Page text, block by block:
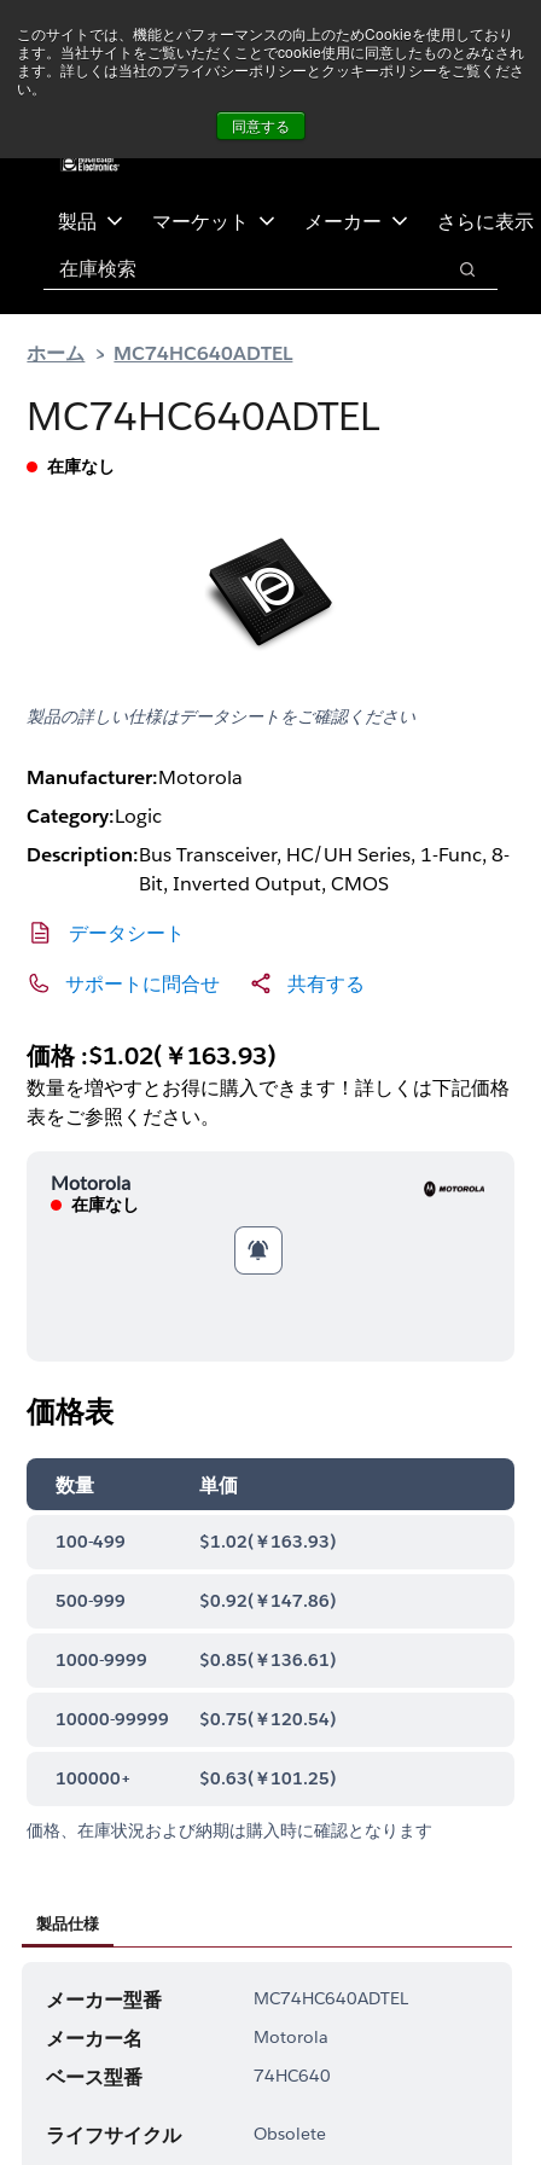
このサイトでは、機能とパフォーマンスの向上のためCookieを使用しており
ます。当社サイトをご覧いただくことでcookie使用に同意したものとみなされ
ます。詳しくは当社のプライバシーポリシーとクッキーポリシーをご覧くださ
い。
同意する
テ
ス
ありません 詳しい情報はこちら➜
製品 マーケット メーカー さらに表示
検索
検索
ホーム MC74HC640ADTEL
MC74HC640ADTEL
在庫なし
製品の詳しい仕様はデータシートをご確認ください
Manufacturer:Motorola
Category:Logic
Description:Bus Transceiver, HC/UH Series, 1-Func, 8-
Bit, Inverted Output, CMOS
データシート
サポートに問合せ 共有する
価格 :$1.02(￥163.93)
数量を増やすとお得に購入できます！詳しくは下記価格
表をご参照ください。
Motorola
在庫なし
価格表
数量 単価
100-499 $1.02(￥163.93)
500-999 $0.92(￥147.86)
1000-9999 $0.85(￥136.61)
10000-99999 $0.75(￥120.54)
100000+ $0.63(￥101.25)
価格、在庫状況および納期は購入時に確認となります
製品仕様
メーカー型番 MC74HC640ADTEL
メーカー名 Motorola
ベース型番 74HC640
ライフサイクル Obsolete